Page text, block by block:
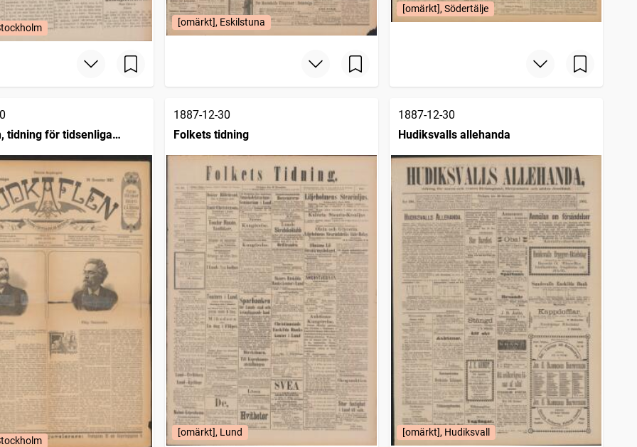
[omärkt], Eskilstuna
[omärkt], Södertälje
tidning för tidsenliga
1887-12-30
Folkets tidning
[omärkt], Lund
1887-12-30
Hudiksvalls allehanda
[omärkt], Hudiksvall